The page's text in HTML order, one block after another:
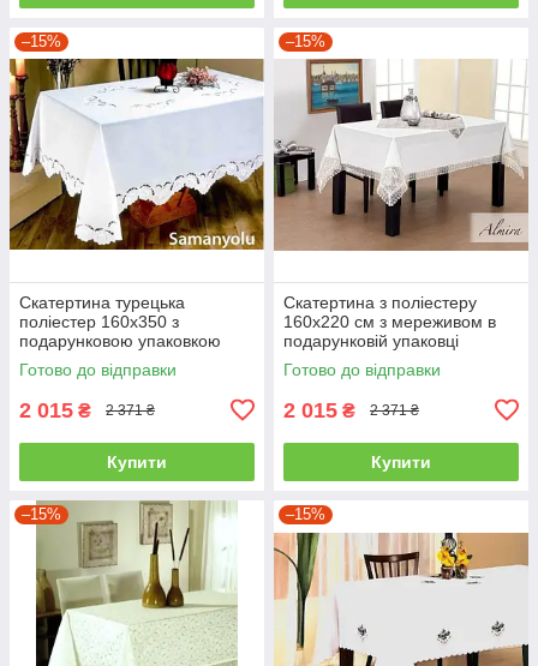
–15%
Скатертина турецька
поліестер 160x350 з
подарунковою упаковкою
160*350
Готово до відправки
2 015 ₴ 2 371 ₴
Купити
–15%
Скатертина з поліестеру
160х220 см з мереживом в
подарунковій упаковці
160x220
Готово до відправки
2 015 ₴ 2 371 ₴
Купити
–15% –15%